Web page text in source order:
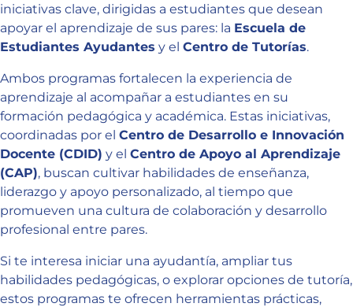
iniciativas clave, dirigidas a estudiantes que desean
apoyar el aprendizaje de sus pares: la Escuela de
Estudiantes Ayudantes y el Centro de Tutorías.
Ambos programas fortalecen la experiencia de
aprendizaje al acompañar a estudiantes en su
formación pedagógica y académica. Estas iniciativas,
coordinadas por el Centro de Desarrollo e Innovación
Docente (CDID) y el Centro de Apoyo al Aprendizaje
(CAP), buscan cultivar habilidades de enseñanza,
liderazgo y apoyo personalizado, al tiempo que
promueven una cultura de colaboración y desarrollo
profesional entre pares.
Si te interesa iniciar una ayudantía, ampliar tus
habilidades pedagógicas, o explorar opciones de tutoría,
estos programas te ofrecen herramientas prácticas,